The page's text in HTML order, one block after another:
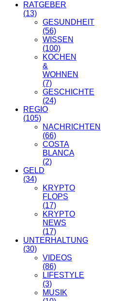
RATGEBER
(13)
GESUNDHEIT
(56)
WISSEN
(100)
KOCHEN
&
WOHNEN
(7)
GESCHICHTE
(24)
REGIO
(105)
NACHRICHTEN
(66)
COSTA
BLANCA
(2)
GELD
(34)
KRYPTO
FLOPS
(17)
KRYPTO
NEWS
(17)
UNTERHALTUNG
(30)
VIDEOS
(86)
LIFESTYLE
(3)
MUSIK